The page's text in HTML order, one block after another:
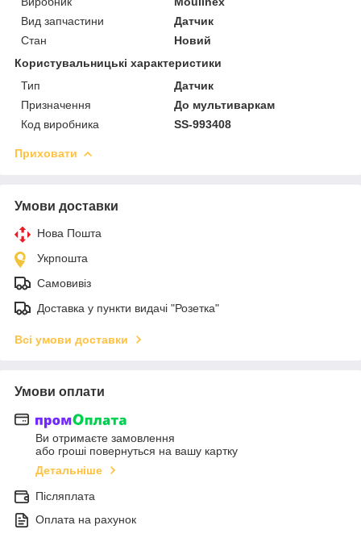
Вид запчастини
Датчик
Стан
Новий
Користувальницькі характеристики
Тип
Датчик
Призначення
До мультиваркам
Код виробника
SS-993408
Приховати
Умови доставки
Нова Пошта
Укрпошта
Самовивіз
Доставка у пункти видачі "Розетка"
Всі умови доставки
Умови оплати
Ви отримаєте замовлення
або гроші повернуться на вашу картку
Детальніше
Післяплата
Оплата на рахунок